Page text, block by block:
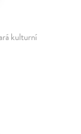
kulturní